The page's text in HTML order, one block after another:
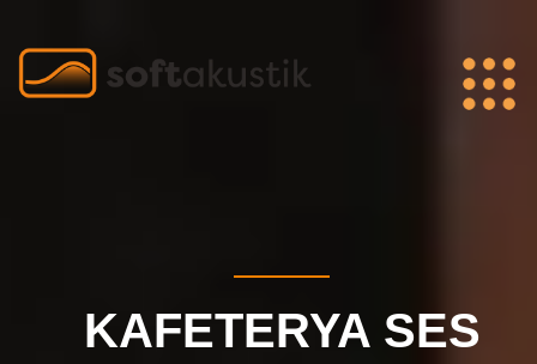
KAFETERYA SES